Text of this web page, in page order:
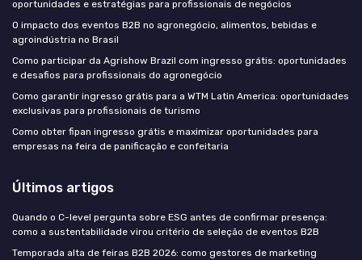
oportunidades e estratégias para profissionais de negócios
O impacto dos eventos B2B no agronegócio, alimentos, bebidas e
agroindústria no Brasil
Como participar da Agrishow Brazil com ingresso grátis: oportunidades
e desafios para profissionais do agronegócio
Como garantir ingresso grátis para a WTM Latin America: oportunidades
exclusivas para profissionais de turismo
Como obter fipan ingresso grátis e maximizar oportunidades para
empresas na feira de panificação e confeitaria
Últimos artigos
Quando o C-level pergunta sobre ESG antes de confirmar presença:
como a sustentabilidade virou critério de seleção de eventos B2B
Temporada alta de feiras B2B 2026: como gestores de marketing